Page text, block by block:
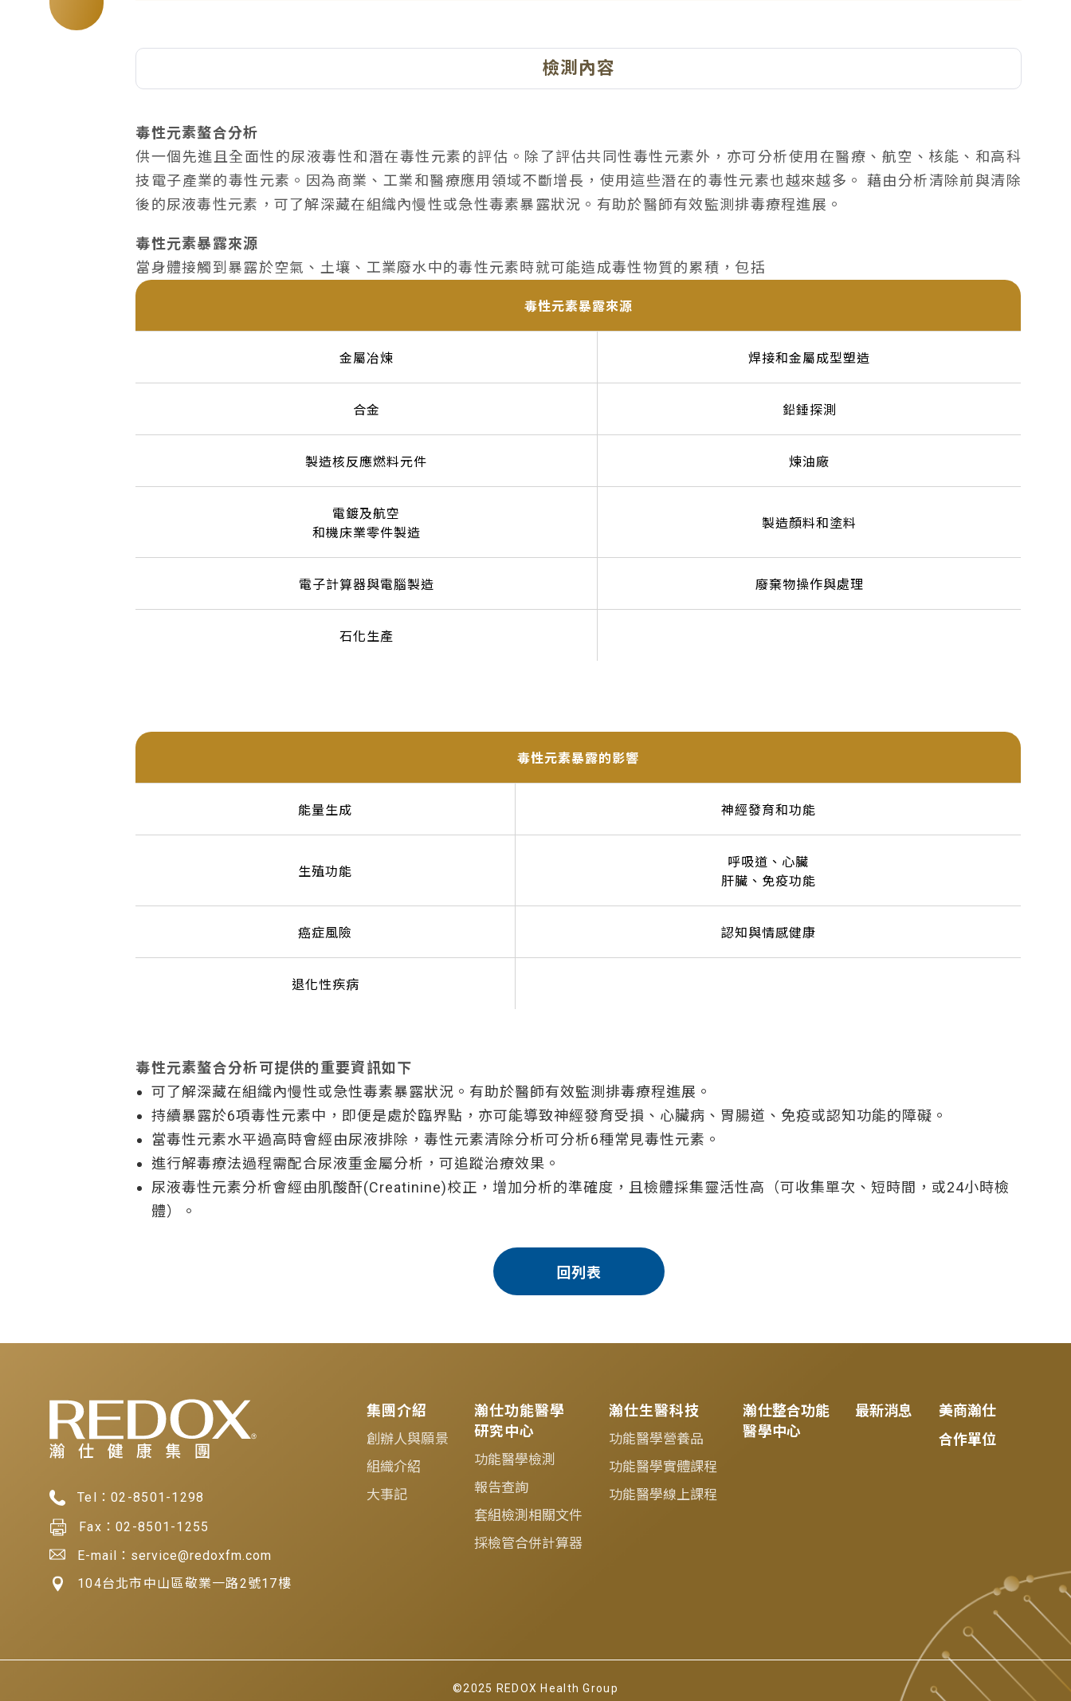
檢測內容
毒性元素螯合分析
供一個先進且全面性的尿液毒性和潛在毒性元素的評估。除了評估共同性毒性元素外，亦可分析使用在醫療、航空、核能、和高科
技電子產業的毒性元素。因為商業、工業和醫療應用領域不斷增長，使用這些潛在的毒性元素也越來越多。 藉由分析清除前與清除
後的尿液毒性元素，可了解深藏在組織內慢性或急性毒素暴露狀況。有助於醫師有效監測排毒療程進展。
毒性元素暴露來源
當身體接觸到暴露於空氣、土壤、工業廢水中的毒性元素時就可能造成毒性物質的累積，包括
毒性元素暴露來源
金屬冶煉 焊接和金屬成型塑造
合金 鉛錘探測
製造核反應燃料元件 煉油廠
電鍍及航空
和機床業零件製造
製造顏料和塗料
電子計算器與電腦製造 廢棄物操作與處理
石化生產
毒性元素暴露的影響
能量生成 神經發育和功能
生殖功能
呼吸道、心臟
肝臟、免疫功能
癌症風險 認知與情感健康
退化性疾病
毒性元素螯合分析可提供的重要資訊如下
可了解深藏在組織內慢性或急性毒素暴露狀況。有助於醫師有效監測排毒療程進展。
持續暴露於6項毒性元素中，即便是處於臨界點，亦可能導致神經發育受損、心臟病、胃腸道、免疫或認知功能的障礙。
當毒性元素水平過高時會經由尿液排除，毒性元素清除分析可分析6種常見毒性元素。
進行解毒療法過程需配合尿液重金屬分析，可追蹤治療效果。
尿液毒性元素分析會經由肌酸酐(Creatinine)校正，增加分析的準確度，且檢體採集靈活性高（可收集單次、短時間，或24小時檢
體）。
回列表
Tel：02-8501-1298
Fax：02-8501-1255
E-mail：service@redoxfm.com
104台北市中山區敬業一路2號17樓
集團介紹
創辦人與願景
組織介紹
大事記
瀚仕功能醫學
研究中心
功能醫學檢測
報告查詢
套組檢測相關文件
採檢管合併計算器
瀚仕生醫科技
功能醫學營養品
功能醫學實體課程
功能醫學線上課程
瀚仕整合功能
醫學中心
最新消息
美商瀚仕
合作單位
©2025 REDOX Health Group